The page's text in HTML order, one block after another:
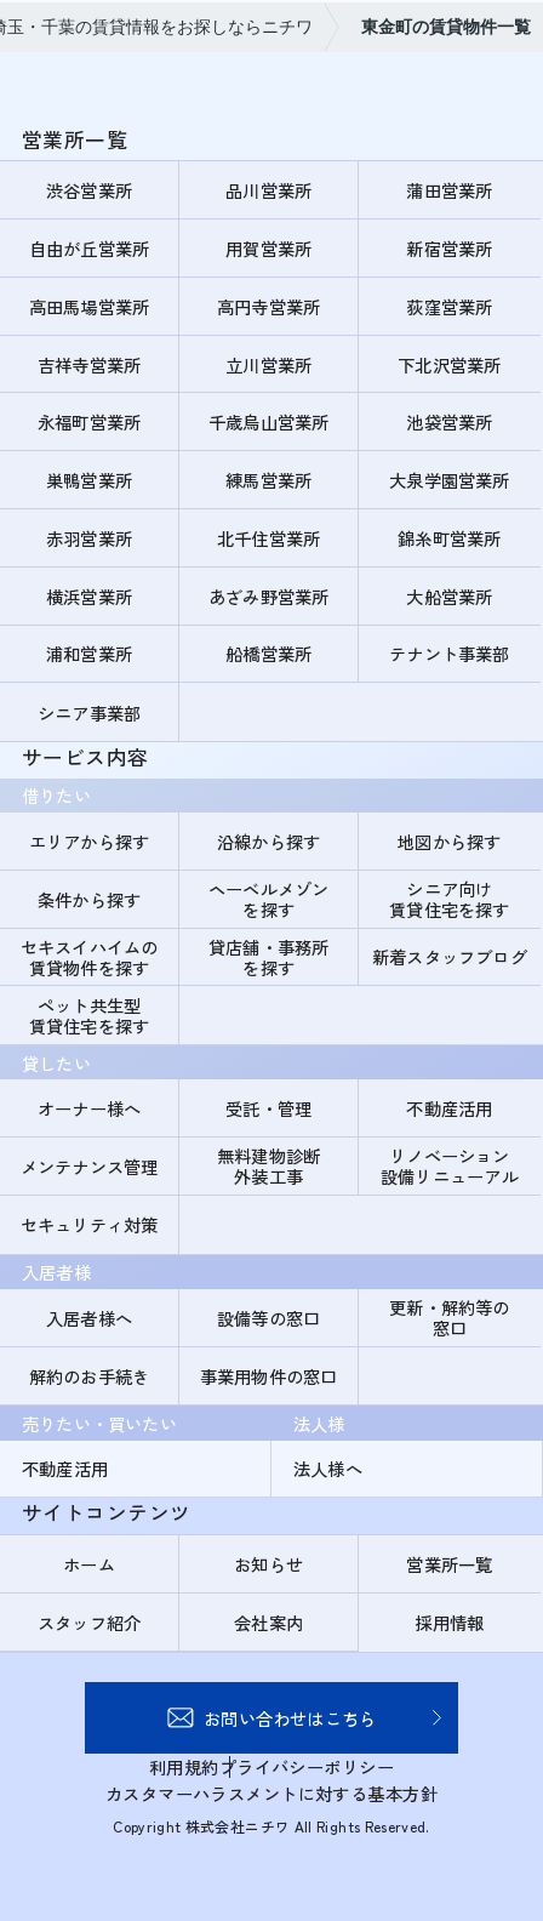
玉・千葉の賃貸情報をお探しならニチワ 東金町の賃貸物件一覧
営業所一覧
渋谷営業所 品川営業所 蒲田営業所
自由が丘営業所 用賀営業所 新宿営業所
高田馬場営業所 高円寺営業所 荻窪営業所
吉祥寺営業所 立川営業所 下北沢営業所
永福町営業所 千歳烏山営業所 池袋営業所
巣鴨営業所 練馬営業所 大泉学園営業所
赤羽営業所 北千住営業所 錦糸町営業所
横浜営業所 あざみ野営業所 大船営業所
浦和営業所 船橋営業所 テナント事業部
シニア事業部
サービス内容
借りたい
エリアから探す
沿線から探す 地図から探す
条件から探す
ヘーベルメゾン
を探す
シニア向け
賃貸住宅を探す
セキスイハイムの
賃貸物件を探す
貸店舗・事務所
を探す
新着スタッフブログ
ペット共生型
賃貸住宅を探す
貸したい
オーナー様へ
受託・管理 不動産活用
メンテナンス管理
無料建物診断
外装工事
リノベーション
設備リニューアル
セキュリティ対策
入居者様
入居者様へ
設備等の窓口
更新・解約等の
窓口
解約のお手続き
事業用物件の窓口
売りたい・買いたい
不動産活用
法人様
法人様へ
サイトコンテンツ
ホーム お知らせ 営業所一覧
スタッフ紹介 会社案内 採用情報
お問い合わせはこちら
利用規約プライバシーポリシー
カスタマーハラスメントに対する基本方針
Copyright 株式会社ニチワ All Rights Reserved.